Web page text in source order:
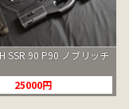
SSR 90 P90 ノブリッチ
25000円